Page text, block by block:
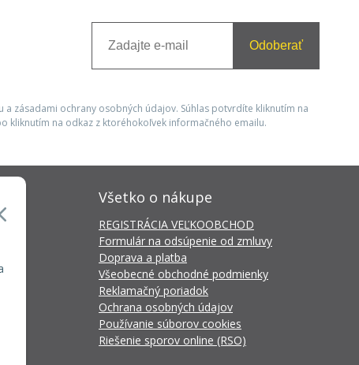
Odoberať
zásadami ochrany osobných údajov. Súhlas potvrdíte kliknutím na
kliknutím na odkaz z ktoréhokoľvek informačného emailu.
Všetko o nákupe
REGISTRÁCIA VEĽKOOBCHOD
Formulár na odsúpenie od zmluvy
Doprava a platba
Všeobecné obchodné podmienky
Reklamačný poriadok
Ochrana osobných údajov
Používanie súborov cookies
Riešenie sporov online (RSO)